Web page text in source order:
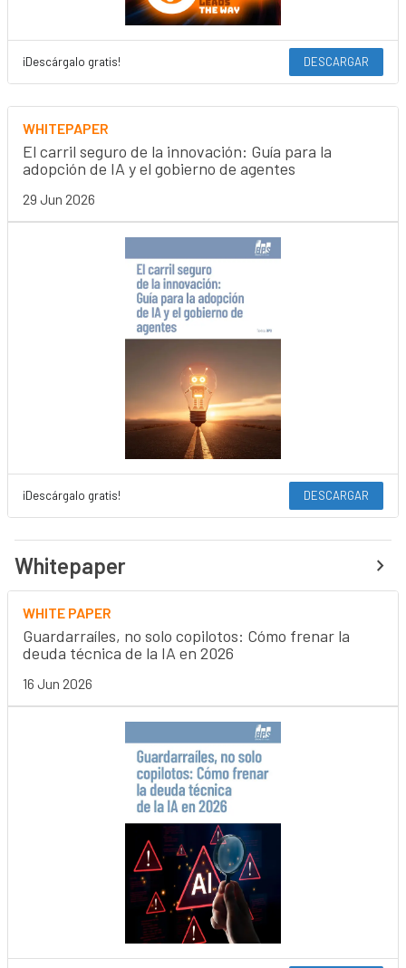
¡Descárgalo gratis! DESCARGAR
WHITEPAPER
El carril seguro de la innovación: Guía para la
adopción de IA y el gobierno de agentes
29 Jun 2026
¡Descárgalo gratis! DESCARGAR
Whitepaper
WHITE PAPER
Guardarraíles, no solo copilotos: Cómo frenar la
deuda técnica de la IA en 2026
16 Jun 2026